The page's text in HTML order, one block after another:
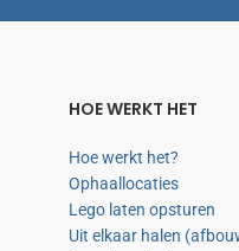
HOE WERKT HET
Hoe werkt het?
Ophaallocaties
Lego laten opsturen
Uit elkaar halen